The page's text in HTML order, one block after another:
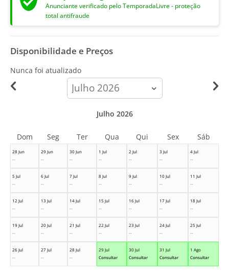
Anunciante verificado pelo TemporadaLivre - proteção
total antifraude
Disponibilidade e Preços
Nunca foi atualizado
calendar-
month
28 Jun
--
29 Jun
--
30 Jun
--
1 Jul
--
2 Jul
--
3 Jul
--
4 Jul
--
5 Jul
--
6 Jul
--
7 Jul
--
8 Jul
--
9 Jul
--
10 Jul
--
11 Jul
--
12 Jul
--
13 Jul
--
14 Jul
--
15 Jul
--
16 Jul
--
17 Jul
--
18 Jul
--
19 Jul
--
20 Jul
--
21 Jul
--
22 Jul
--
23 Jul
--
24 Jul
--
25 Jul
--
26 Jul
--
27 Jul
--
28 Jul
--
29 Jul
Consultar
30 Jul
Consultar
31 Jul
Consultar
1 Ago
Consultar
Julho 2026
Dom Seg Ter Qua Qui Sex Sáb